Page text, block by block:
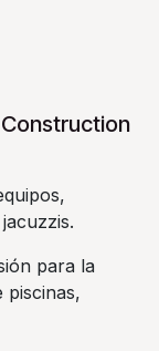
para la
piscinas,